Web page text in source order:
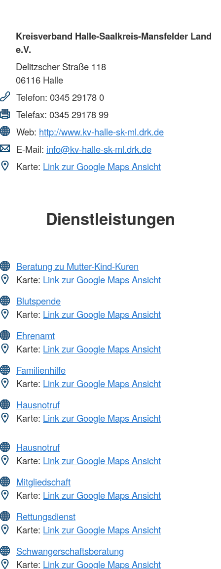
Kreisverband Halle-Saalkreis-Mansfelder Land
e.V.
Delitzscher Straße 118
06116 Halle
Telefon: 0345 29178 0
Telefax: 0345 29178 99
Web: http://www.kv-halle-sk-ml.drk.de
E-Mail: info@kv-halle-sk-ml.drk.de
Karte: Link zur Google Maps Ansicht
Dienstleistungen
Beratung zu Mutter-Kind-Kuren
Karte: Link zur Google Maps Ansicht
Blutspende
Karte: Link zur Google Maps Ansicht
Ehrenamt
Karte: Link zur Google Maps Ansicht
Familienhilfe
Karte: Link zur Google Maps Ansicht
Hausnotruf
Karte: Link zur Google Maps Ansicht
Hausnotruf
Karte: Link zur Google Maps Ansicht
Mitgliedschaft
Karte: Link zur Google Maps Ansicht
Rettungsdienst
Karte: Link zur Google Maps Ansicht
Schwangerschaftsberatung
Karte: Link zur Google Maps Ansicht